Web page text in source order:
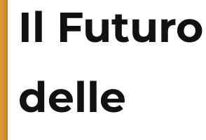
Il Futuro
delle